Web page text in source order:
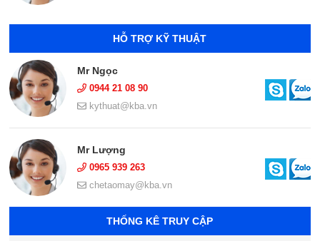
HỖ TRỢ KỸ THUẬT
Mr Ngọc
0944 21 08 90
kythuat@kba.vn
Mr Lượng
0965 939 263
chetaomay@kba.vn
THỐNG KÊ TRUY CẬP